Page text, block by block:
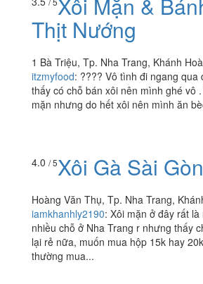
ngồi...
Thịt Nướng
itzmyfood:???? Vô tình đi ngang qua
thấy có chỗ bán xôi nên mình ghé vô
mặn nhưng do hết xôi nên mình ăn